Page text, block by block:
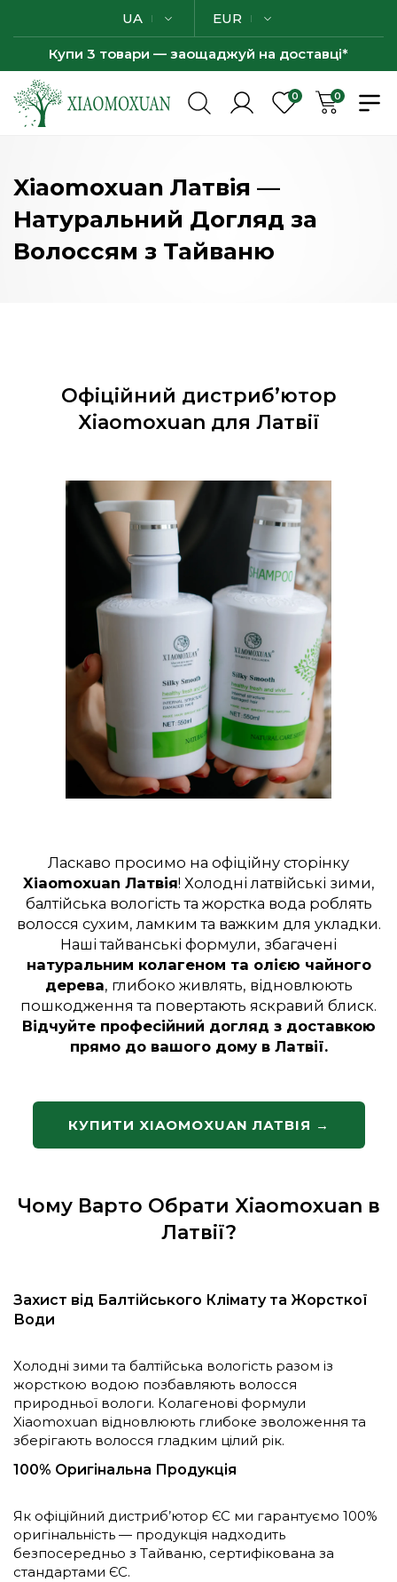
UA EUR
Купи 3 товари — заощаджуй на доставці*
0 0
Xiaomoxuan Латвія —
Натуральний Догляд за
Волоссям з Тайваню
Офіційний дистриб’ютор
Xiaomoxuan для Латвії
Ласкаво просимо на офіційну сторінку
Xiaomoxuan Латвія! Холодні латвійські зими,
балтійська вологість та жорстка вода роблять
волосся сухим, ламким та важким для укладки.
Наші тайванські формули, збагачені
натуральним колагеном та олією чайного
дерева, глибоко живлять, відновлюють
пошкодження та повертають яскравий блиск.
Відчуйте професійний догляд з доставкою
прямо до вашого дому в Латвії.
КУПИТИ XIAOMOXUAN ЛАТВІЯ →
Чому Варто Обрати Xiaomoxuan в
Латвії?
Захист від Балтійського Клімату та Жорсткої
Води
Холодні зими та балтійська вологість разом із
жорсткою водою позбавляють волосся
природньої вологи. Колагенові формули
Xiaomoxuan відновлюють глибоке зволоження та
зберігають волосся гладким цілий рік.
100% Оригінальна Продукція
Як офіційний дистриб’ютор ЄС ми гарантуємо 100%
оригінальність — продукція надходить
безпосередньо з Тайваню, сертифікована за
стандартами ЄС.